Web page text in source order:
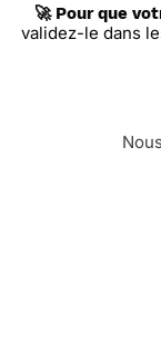
🚀 Pour que
validez-le dans